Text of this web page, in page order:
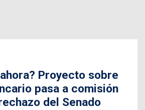
Proyecto sobre
pasa a comisión
del Senado